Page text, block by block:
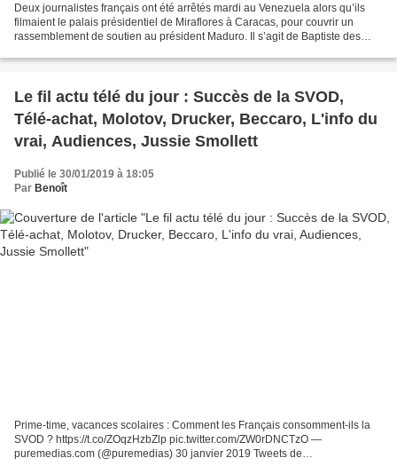
Deux journalistes français ont été arrêtés mardi au Venezuela alors qu’ils
filmaient le palais présidentiel de Miraflores à Caracas, pour couvrir un
rassemblement de soutien au président Maduro. Il s’agit de Baptiste des
Le fil actu télé du jour : Succès de la SVOD,
Télé-achat, Molotov, Drucker, Beccaro, L'info du
vrai, Audiences, Jussie Smollett
Publié le 30/01/2019 à 18:05
Par Benoît
Prime-time, vacances scolaires : Comment les Français consomment-ils la
SVOD ? https://t.co/ZOqzHzbZlp pic.twitter.com/ZW0rDNCTzO —
puremedias.com (@puremedias) 30 janvier 2019 Tweets de